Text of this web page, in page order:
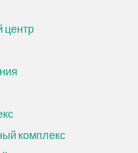
центр
комплекс